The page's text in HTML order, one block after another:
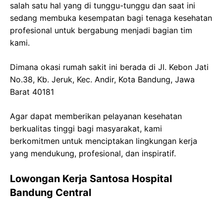
salah satu hal yang di tunggu-tunggu dan saat ini
sedang membuka kesempatan bagi tenaga kesehatan
profesional untuk bergabung menjadi bagian tim
kami.
Dimana okasi rumah sakit ini berada di Jl. Kebon Jati
No.38, Kb. Jeruk, Kec. Andir, Kota Bandung, Jawa
Barat 40181
Agar dapat memberikan pelayanan kesehatan
berkualitas tinggi bagi masyarakat, kami
berkomitmen untuk menciptakan lingkungan kerja
yang mendukung, profesional, dan inspiratif.
Lowongan Kerja Santosa Hospital
Bandung Central